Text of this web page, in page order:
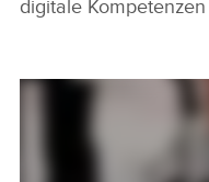
digitale